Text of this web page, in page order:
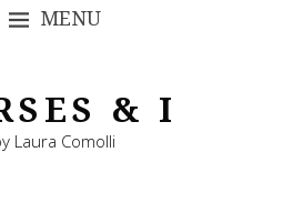
MENU
& I
Laura Comolli